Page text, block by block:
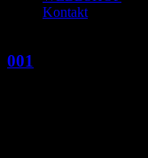
Kontakt
001